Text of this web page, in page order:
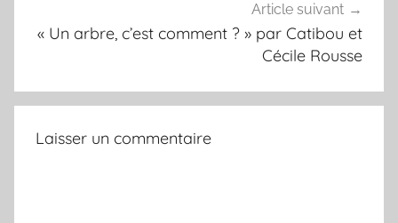
Article suivant
« Un arbre, c’est comment ? » par Catibou et
Cécile Rousse
Laisser un commentaire